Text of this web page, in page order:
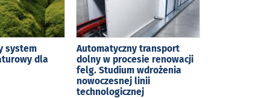
system
dla
Automatyczny transport
dolny w procesie renowacji
felg. Studium wdrożenia
nowoczesnej linii
technologicznej